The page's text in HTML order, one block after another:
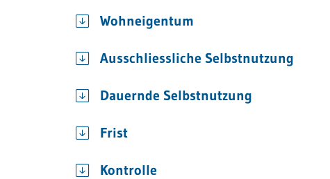
Wohneigentum
Ausschliessliche Selbstnutzung
Dauernde Selbstnutzung
Frist
Kontrolle